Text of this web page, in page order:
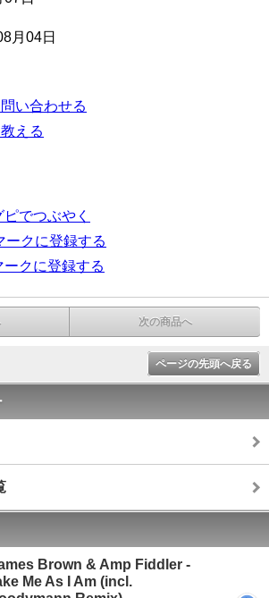
月04日
い合わせる
える
でつぶやく
ークに登録する
クに登録する
次の商品へ
ページの先頭へ戻る
Brown & Amp Fiddler -
Me As I Am (incl.